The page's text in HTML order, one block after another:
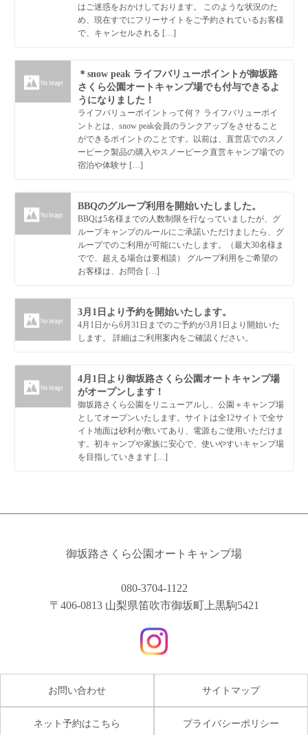
はご迷惑をおかけしております。 このような状況のた
め、現在すでにフリーサイトをご予約されているお客様
で、キャンセルされる […]
＊snow peak ライフバリューポイントが御坂路
さくら公園オートキャンプ場でも付与できるよ
うになりました！
ライフバリューポイントって何？ ライフバリューポイ
ントとは、snow peak会員のランクアップをさせること
ができるポイントのことです。以前は、直営店でのスノ
ーピーク製品の購入やスノーピーク直営キャンプ場での
宿泊や体験サ […]
BBQのグループ利用を開始いたしました。
BBQは5名様までの人数制限を行なっていましたが、グ
ループキャンプのルールにご承諾いただけましたら、グ
ループでのご利用が可能にいたします。（最大30名様ま
でで、超える場合は要相談） グループ利用をご希望の
お客様は、お問合 […]
3月1日より予約を開始いたします。
4月1日から6月31日までのご予約が3月1日より開始いた
します。 詳細はご利用案内をご確認ください。
4月1日より御坂路さくら公園オートキャンプ場
がオープンします！
御坂路さくら公園をリニューアルし、公園＋キャンプ場
としてオープンいたします。サイトは全12サイトで全サ
イト地面は砂利が敷いてあり、電源もご使用いただけま
す。初キャンプや家族に安心で、使いやすいキャンプ場
を目指していきます […]
御坂路さくら公園オートキャンプ場
080-3704-1122
〒406-0813 山梨県笛吹市御坂町上黒駒5421
お問い合わせ サイトマップ
ネット予約はこちら プライバシーポリシー